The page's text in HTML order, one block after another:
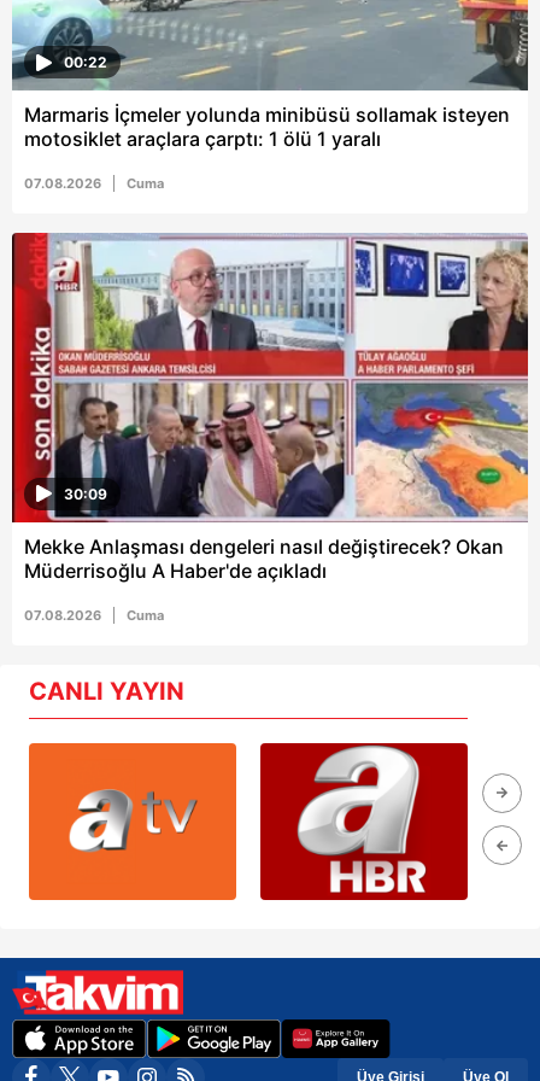
00:22
Marmaris İçmeler yolunda minibüsü sollamak isteyen
motosiklet araçlara çarptı: 1 ölü 1 yaralı
07.08.2026 Cuma
30:09
Mekke Anlaşması dengeleri nasıl değiştirecek? Okan
Müderrisoğlu A Haber'de açıkladı
07.08.2026 Cuma
CANLI YAYIN
Üye Girişi Üye Ol